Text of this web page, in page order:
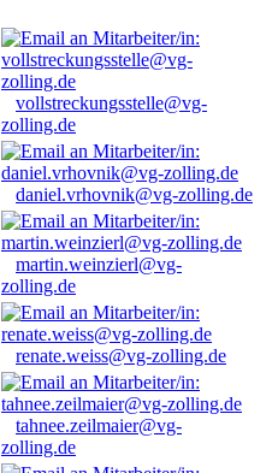
vollstreckungsstelle@vg-
zolling.de
daniel.vrhovnik@vg-zolling.de
martin.weinzierl@vg-
zolling.de
renate.weiss@vg-zolling.de
tahnee.zeilmaier@vg-
zolling.de